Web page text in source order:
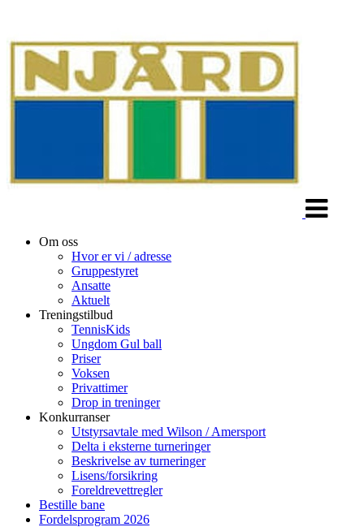
Om oss
Hvor er vi / adresse
Gruppestyret
Ansatte
Aktuelt
Treningstilbud
TennisKids
Ungdom Gul ball
Priser
Voksen
Privattimer
Drop in treninger
Konkurranser
Utstyrsavtale med Wilson / Amersport
Delta i eksterne turneringer
Beskrivelse av turneringer
Lisens/forsikring
Foreldrevettregler
Bestille bane
Fordelsprogram 2026